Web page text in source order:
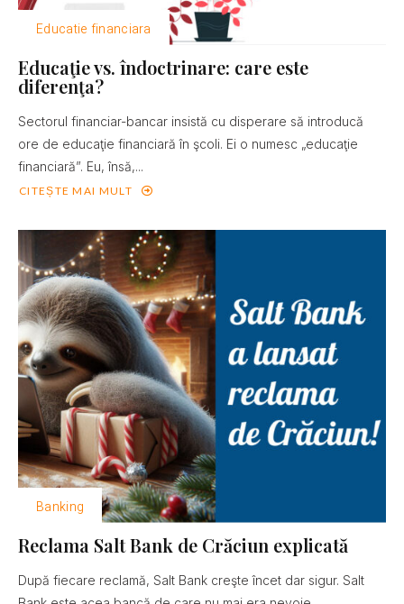
Educatie financiara
Educaţie vs. îndoctrinare: care este
diferenţa?
Sectorul financiar-bancar insistă cu disperare să introducă
ore de educaţie financiară în şcoli. Ei o numesc „educaţie
financiară”. Eu, însă,...
CITEȘTE MAI MULT
Banking
Reclama Salt Bank de Crăciun explicată
După fiecare reclamă, Salt Bank creşte încet dar sigur. Salt